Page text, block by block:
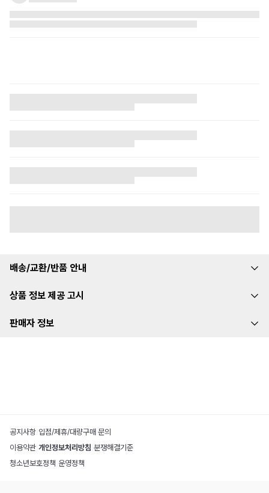
배송/교환/반품 안내
상품 정보 제공 고시
판매자 정보
공지사항 입점/제휴/대량구매 문의
이용약관 개인정보처리방침 분쟁해결기준
청소년보호정책 운영정책